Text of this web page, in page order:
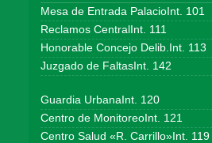
Mesa de Entrada PalacioInt. 101
Reclamos CentralInt. 111
Honorable Concejo Delib.Int. 113
Juzgado de FaltasInt. 142
Guardia UrbanaInt. 120
Centro de MonitoreoInt. 121
Centro Salud «R. Carrillo»Int. 119